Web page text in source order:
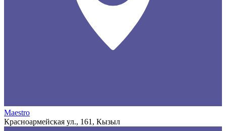
Maestro
Красноармейская ул., 161, Кызыл